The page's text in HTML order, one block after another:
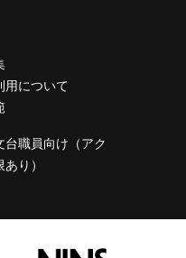
用について
台職員向け（アク
り）